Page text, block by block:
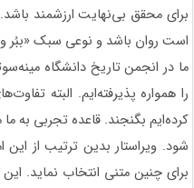
برای محقق بی‌نهایت ارزشمند
است روان باشد و نوعی سبک «ببُر و
ما در انجمن تاریخ دانشگاه
را همواره پذیرفته‌ایم. البته
کرده‌ایم بگنجند. قاعده تجربی به
شود. ویراستار بدین ترتیب از
برای چنین متنی انتخاب نماید.